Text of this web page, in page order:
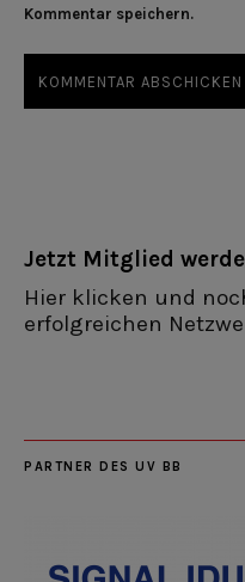
Kommentar speichern.
Jetzt Mitglied
Hier klicken und
erfolgreichen
PARTNER DES UV BB